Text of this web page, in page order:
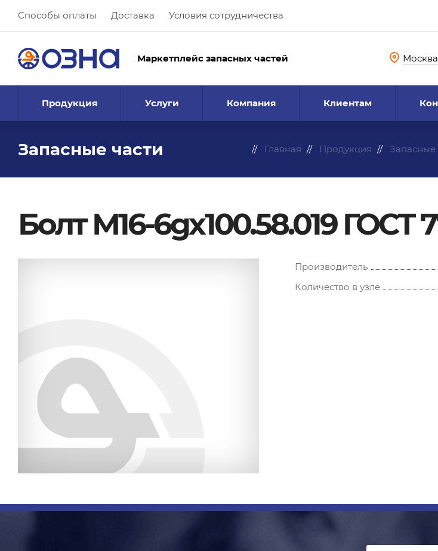
Способы оплаты Доставка Условия сотрудничества
Маркетплейс запасных частей Москва
Продукция Услуги Компания Клиентам
Запасные части Главная Продукция Запасные
Болт М16-6gх100.58.019 ГОСТ
Производитель
Количество в узле